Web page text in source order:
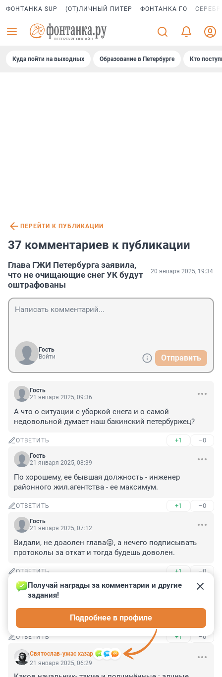
ФОНТАНКА SUP (ОТ)ЛИЧНЫЙ ПИТЕР ФОНТАНКА ГО
Куда пойти на выходных Образование в Петербурге Кто
ПЕРЕЙТИ К ПУБЛИКАЦИИ
37 комментариев к публикации
Глава ГЖИ Петербурга заявила,
что не очищающие снег УК будут
оштрафованы
20 января 2025, 19:34
Гость
Войти
Отправить
Гость
21 января 2025, 09:36
А что о ситуации с уборкой снега и о самой
недовольной думает наш бакинский петербуржец?
ОТВЕТИТЬ +1 –0
Гость
21 января 2025, 08:39
По хорошему, ее бывшая должность - инженер
районного жил.агентства - ее максимум.
ОТВЕТИТЬ +1 –0
Гость
21 января 2025, 07:12
Видали, не доаолен глава😝, а нечего подписывать
протоколы за откат и тогда будешь доволен.
ОТВЕТИТЬ +1 –0
Гость
21 января 2025, 06:54
Главу ГЖИ Акацевич должны были выгнать с тёплого
места ещё после первого снегопада этой зимой.
ОТВЕТИТЬ +1 –0
Святослав-ужас хазар
Получай награды за комментарии и другие
задания!
Подробнее в профиле
21 января 2025, 06:29